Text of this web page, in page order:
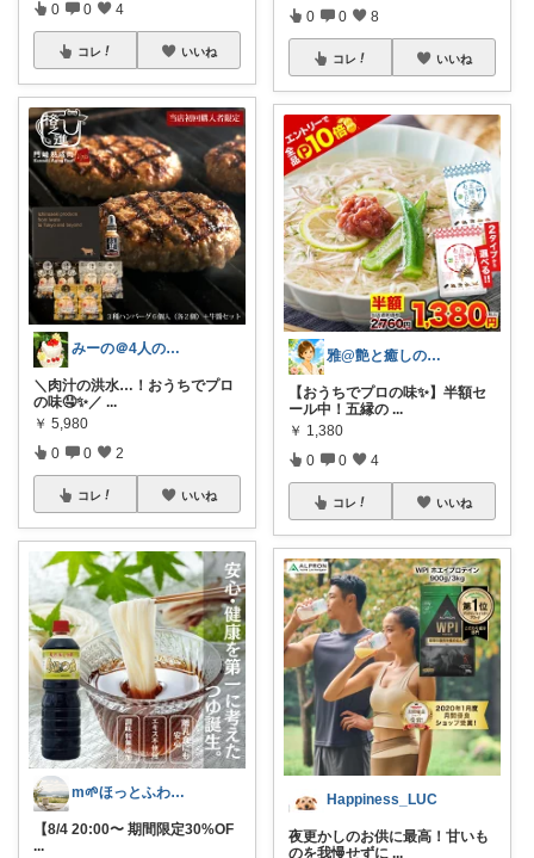
0 0 4
コレ いいね
みーの＠4人のママ｜時短・便利・コスパ重
＼肉汁の洪水…！おうちでプロ
の味🤤✨／ ...
￥ 5,980
0 0 2
コレ いいね
m🌱ほっとふわり心地よい暮らし
【8/4 20:00〜 期間限定30%OF
...
0 0 8
コレ いいね
雅@艶と癒しの開運セカンドライフ
【おうちでプロの味✨】半額セ
ール中！五縁の ...
￥ 1,380
0 0 4
コレ いいね
Happiness_LUC
夜更かしのお供に最高！甘いも
のを我慢せずに ...